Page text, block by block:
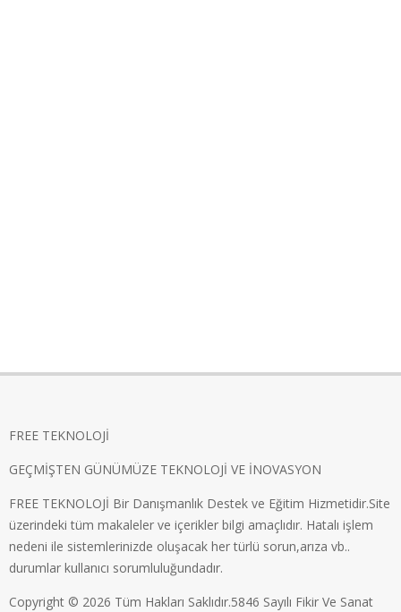
FREE TEKNOLOJİ
GEÇMİŞTEN GÜNÜMÜZE TEKNOLOJİ VE İNOVASYON
FREE TEKNOLOJİ Bir Danışmanlık Destek ve Eğitim Hizmetidir.Site
üzerindeki tüm makaleler ve içerikler bilgi amaçlıdır. Hatalı işlem
nedeni ile sistemlerinizde oluşacak her türlü sorun,arıza vb..
durumlar kullanıcı sorumluluğundadır.
Copyright © 2026 Tüm Hakları Saklıdır.5846 Sayılı Fikir Ve Sanat